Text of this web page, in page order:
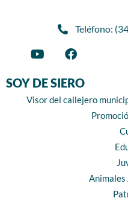
Teléfono:
SOY DE SIERO
Visor del callejero
Animales